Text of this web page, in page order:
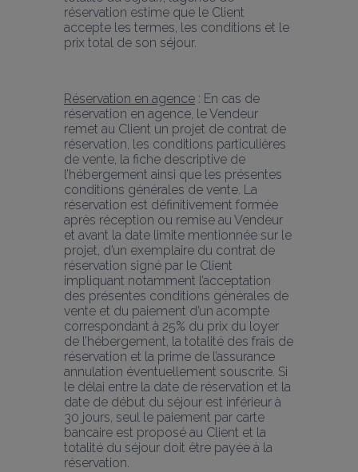
réservation estime que le Client
accepte les termes, les conditions et le
prix total de son séjour.
Réservation en agence : En cas de
réservation en agence, le Vendeur
remet au Client un projet de contrat de
réservation, les conditions particulières
de vente, la fiche descriptive de
l’hébergement ainsi que les présentes
conditions générales de vente. La
réservation est définitivement formée
après réception ou remise au Vendeur
et avant la date limite mentionnée sur le
projet, d’un exemplaire du contrat de
réservation signé par le Client
impliquant notamment l’acceptation
des présentes conditions générales de
vente et du paiement d’un acompte
correspondant à 25% du prix du loyer
de l’hébergement, la totalité des frais de
réservation et la prime de l’assurance
annulation éventuellement souscrite. Si
le délai entre la date de réservation et la
date de début du séjour est inférieur à
30 jours, seul le paiement par carte
bancaire est proposé au Client et la
totalité du séjour doit être payée à la
réservation.